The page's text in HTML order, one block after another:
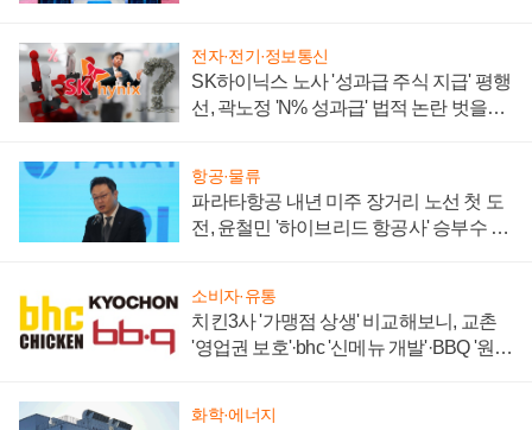
전자·전기·정보통신
SK하이닉스 노사 '성과급 주식 지급' 평행
선, 곽노정 'N% 성과급' 법적 논란 벗을지
항공·물류
파라타항공 내년 미주 장거리 노선 첫 도
전, 윤철민 '하이브리드 항공사' 승부수 통
소비자·유통
치킨3사 '가맹점 상생' 비교해보니, 교촌
'영업권 보호'·bhc '신메뉴 개발'·BBQ '원가
화학·에너지